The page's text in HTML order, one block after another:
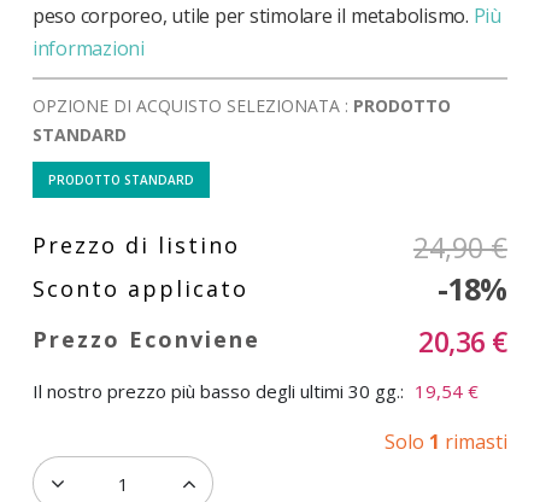
peso corporeo, utile per stimolare il metabolismo. Più
informazioni
OPZIONE DI ACQUISTO SELEZIONATA : PRODOTTO
STANDARD
PRODOTTO STANDARD
24,90 €
-18%
20,36 €
Il nostro prezzo più basso degli ultimi 30 gg.: 19,54 €
Solo 1 rimasti